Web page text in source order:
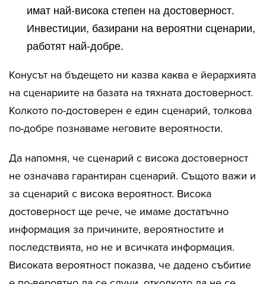
имат най-висока степен на достоверност.
Инвестиции, базирани на вероятни сценарии,
работят най-добре.
Конусът на бъдещето ни казва каква е йерархията
на сценариите на базата на тяхната достоверност.
Колкото по-достоверен е един сценарий, толкова
по-добре познаваме неговите вероятности.
Да напомня, че сценарий с висока достоверност
не означава гарантиран сценарий. Същото важи и
за сценарий с висока вероятност. Висока
достоверност ще рече, че имаме достатъчно
информация за причините, вероятностите и
последствията, но не и всичката информация.
Високата вероятност показва, че дадено събитие